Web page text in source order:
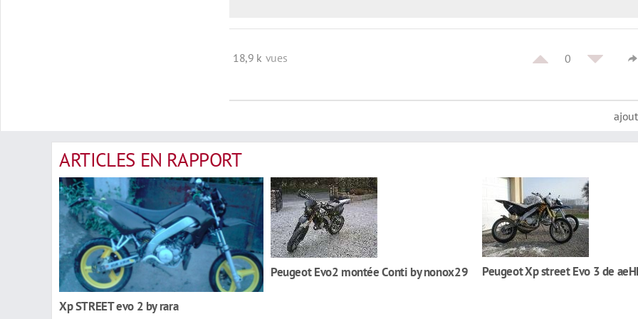
18,9 k vues 0
ARTICLES EN RAPPORT
Xp STREET evo 2 by rara
Peugeot Evo2 montée Conti by nonox29 Peugeot Xp street Evo 3 de